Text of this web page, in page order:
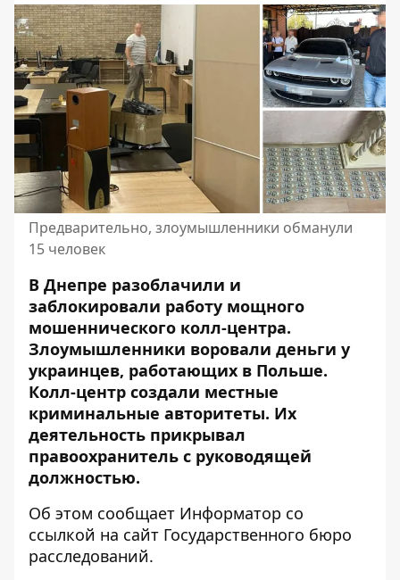
Предварительно, злоумышленники обманули
15 человек
В Днепре разоблачили и
заблокировали работу мощного
мошеннического колл-центра.
Злоумышленники воровали деньги у
украинцев, работающих в Польше.
Колл-центр создали местные
криминальные авторитеты. Их
деятельность прикрывал
правоохранитель с руководящей
должностью.
Об этом сообщает Информатор со
ссылкой на сайт Государственного бюро
расследований.